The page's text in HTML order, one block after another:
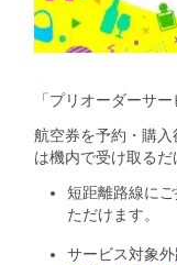
「プリオーダーサ
航空券を予約・購
は機内で受け取るだ
短距離路線に
ただけます。
サービス対象